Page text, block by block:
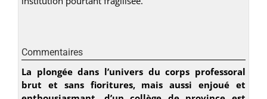
Commentaires
La plongée dans l’univers du corps professoral
brut et sans fioritures, mais aussi enjoué et